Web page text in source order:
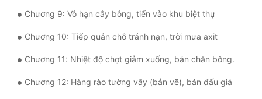
Chương 9: Vô hạn cây bông, tiến vào khu biệt thự
Chương 10: Tiếp quản chỗ tránh nạn, trời mưa axit
Chương 11: Nhiệt độ chợt giảm xuống, bán chăn bông.
Chương 12: Hàng rào tường vây (bản vẽ), bán đấu giá